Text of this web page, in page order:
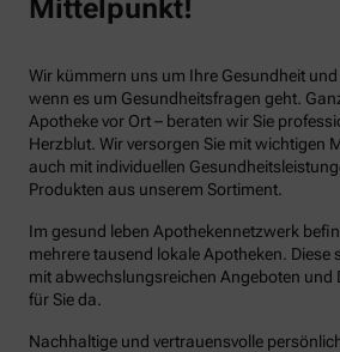
Mittelpunkt!
Wir kümmern uns um Ihre Gesundheit und
wenn es um Gesundheitsfragen geht.
Apotheke vor Ort – beraten wir Sie
Herzblut. Wir versorgen Sie mit wichtigen
auch mit individuellen
Produkten aus unserem Sortiment.
Im gesund leben Apothekennetzwerk
mehrere tausend lokale Apotheken. Diese
mit abwechslungsreichen Angeboten und
für Sie da.
Nachhaltige und vertrauensvolle